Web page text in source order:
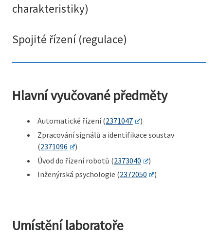
charakteristiky)
Spojité řízení (regulace)
Hlavní vyučované předměty
Automatické řízení (2371047
)
Zpracování signálů a identifikace soustav
(2371096
)
Úvod do řízení robotů (2373040
)
Inženýrská psychologie (2372050 )
Umístění laboratoře